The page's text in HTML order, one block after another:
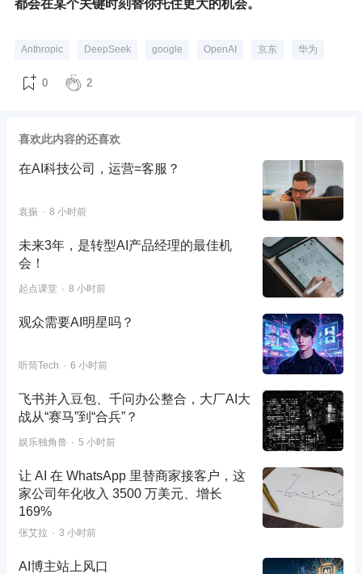
都会在某个关键时刻替你托住更大的机会。
Anthropic DeepSeek google OpenAI 京东 华为
0 2
喜欢此内容的还喜欢
在AI科技公司，运营=客服？
袁振 8 小时前
未来3年，是转型AI产品经理的最佳机
会！
起点课堂 8 小时前
观众需要AI明星吗？
听筒Tech 6 小时前
飞书并入豆包、千问办公整合，大厂AI大
战从“赛马”到“合兵”？
娱乐独角兽 5 小时前
让 AI 在 WhatsApp 里替商家接客户，这
家公司年化收入 3500 万美元、增长
169%
张艾拉 3 小时前
AI博主站上风口